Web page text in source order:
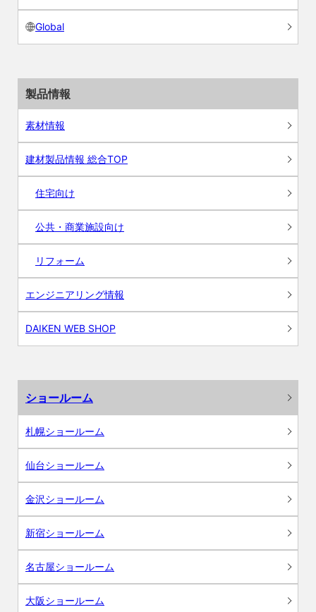
Global
製品情報
素材情報
建材製品情報 総合TOP
住宅向け
公共・商業施設向け
リフォーム
エンジニアリング情報
DAIKEN WEB SHOP
ショールーム
札幌ショールーム
仙台ショールーム
金沢ショールーム
新宿ショールーム
名古屋ショールーム
大阪ショールーム